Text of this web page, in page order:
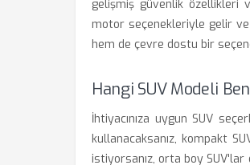
gelişmiş güvenlik özellikleri
motor seçenekleriyle gelir
hem de çevre dostu bir
Hangi SUV Modeli
İhtiyacınıza uygun SUV
kullanacaksanız, kompakt
istiyorsanız, orta boy